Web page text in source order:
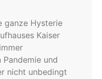
ganze Hysterie
Kaiser
und
nicht unbedingt